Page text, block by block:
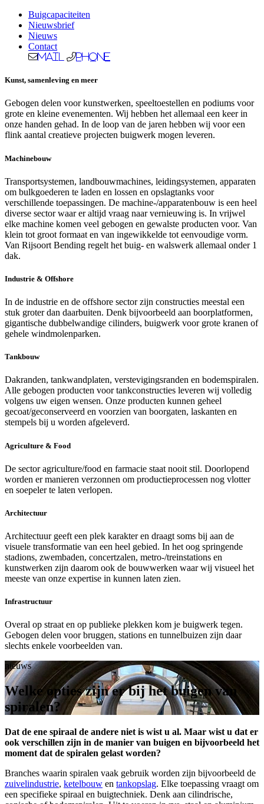
Buigcapaciteiten
Nieuwsbrief
Nieuws
Contact
Mail Phone
Kunst, samenleving en meer
Gebogen delen voor kunstwerken, speeltoestellen en podiums voor
grote en kleine evenementen. Wij hebben het allemaal een keer in
onze handen gehad. In de loop van de jaren hebben wij voor een
flink aantal creatieve projecten buigwerk mogen leveren.
Machinebouw
Transportsystemen, landbouwmachines, leidingsystemen, apparaten
om bulkgoederen te laden en lossen en opslagtanks voor
verschillende toepassingen. De machine-/apparatenbouw is een heel
diverse sector waar er altijd vraag naar vernieuwing is. In vrijwel
elke machine komen veel gebogen en gewalste producten voor. Van
klein tot groot formaat en van ingewikkelde tot eenvoudige vorm.
Van Rijsoort Bending regelt het buig- en walswerk allemaal onder 1
dak.
Industrie & Offshore
In de industrie en de offshore sector zijn constructies meestal een
stuk groter dan daarbuiten. Denk bijvoorbeeld aan boorplatformen,
gigantische dubbelwandige cilinders, buigwerk voor grote kranen of
gehele windmolenparken.
Tankbouw
Dakranden, tankwandplaten, verstevigingsranden en bodemspiralen.
Alle gebogen producten voor tankconstructies leveren wij volledig
volgens uw eigen wensen. Onze producten kunnen geheel
gecoat/geconserveerd en voorzien van boorgaten, laskanten en
stempels bij u worden afgeleverd.
Agriculture & Food
De sector agriculture/food en farmacie staat nooit stil. Doorlopend
worden er manieren verzonnen om productieprocessen nog vlotter
en soepeler te laten verlopen.
Architectuur
Architectuur geeft een plek karakter en draagt soms bij aan de
visuele transformatie van een heel gebied. In het oog springende
stadions, zwembaden, concertzalen, metro-/treinstations en
kunstwerken zijn daarom ook de bouwwerken waar wij visueel het
meeste van onze expertise in kunnen laten zien.
Infrastructuur
Overal op straat en op publieke plekken kom je buigwerk tegen.
Gebogen delen voor bruggen, stations en tunnelbuizen zijn daar
slechts enkele voorbeelden van.
nieuws
Welke opties zijn er bij het buigen van
spiralen?
Dat de ene spiraal de andere niet is wist u al. Maar wist u dat er
ook verschillen zijn in de manier van buigen en bijvoorbeeld het
moment dat de spiralen gelast worden?
Branches waarin spiralen vaak gebruik worden zijn bijvoorbeeld de
zuivelindustrie, ketelbouw en tankopslag. Elke toepassing vraagt om
een specifieke spiraal en buigtechniek. Denk aan cilindrische,